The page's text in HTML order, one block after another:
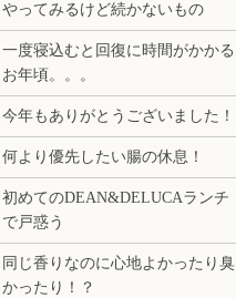
やってみるけど続かないもの
一度寝込むと回復に時間がかかる
お年頃。。。
今年もありがとうございました！
何より優先したい腸の休息！
初めてのDEAN&DELUCAランチ
で戸惑う
同じ香りなのに心地よかったり臭
かったり！？